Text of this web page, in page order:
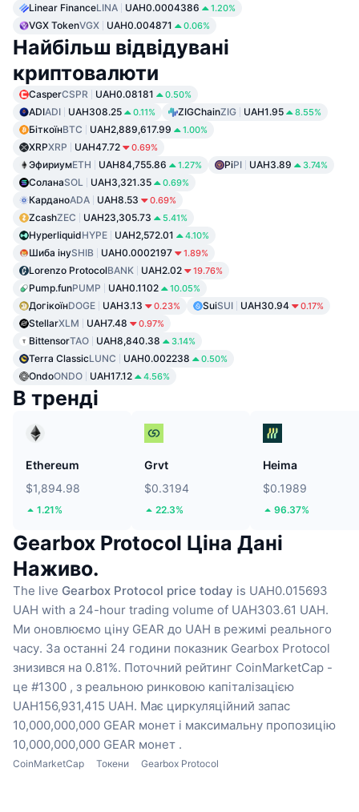
Linear FinanceLINA UAH0.0004386 1.20%
VGX TokenVGX UAH0.004871 0.06%
Найбільш відвідувані
криптовалюти
CasperCSPR UAH0.08181 0.50%
ADIADI UAH308.25 0.11% ZIGChainZIG UAH1.95 8.55%
БіткоїнBTC UAH2,889,617.99 1.00%
XRPXRP UAH47.72 0.69%
ЭфириумETH UAH84,755.86 1.27% PiPI UAH3.89 3.74%
СоланаSOL UAH3,321.35 0.69%
КарданоADA UAH8.53 0.69%
ZcashZEC UAH23,305.73 5.41%
HyperliquidHYPE UAH2,572.01 4.10%
Шиба інуSHIB UAH0.0002197 1.89%
Lorenzo ProtocolBANK UAH2.02 19.76%
Pump.funPUMP UAH0.1102 10.05%
ДогікоїнDOGE UAH3.13 0.23% SuiSUI UAH30.94 0.17%
StellarXLM UAH7.48 0.97%
BittensorTAO UAH8,840.38 3.14%
Terra ClassicLUNC UAH0.002238 0.50%
OndoONDO UAH17.12 4.56%
В тренді
Ethereum
$1,894.98
1.21%
Grvt
$0.3194
22.3%
Heima
$0.1989
96.37%
Gearbox Protocol Ціна Дані
Наживо.
The live Gearbox Protocol price today is UAH0.015693
UAH with a 24-hour trading volume of UAH303.61 UAH.
Ми оновлюємо ціну GEAR до UAH в режимі реального
часу. За останні 24 години показник Gearbox Protocol
знизився на 0.81%. Поточний рейтинг CoinMarketCap -
це #1300 , з реальною ринковою капіталізацією
UAH156,931,415 UAH. Має циркуляційний запас
10,000,000,000 GEAR монет і максимальну пропозицію
10,000,000,000 GEAR монет .
CoinMarketCap Токени Gearbox Protocol